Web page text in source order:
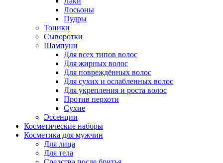
Лосьоны
Пудры
Тоники
Сыворотки
Шампуни
Для всех типов волос
Для жирных волос
Для повреждённых волос
Для сухих и ослабленных волос
Для укрепления и роста волос
Против перхоти
Сухие
Эссенции
Косметические наборы
Косметика для мужчин
Для лица
Для тела